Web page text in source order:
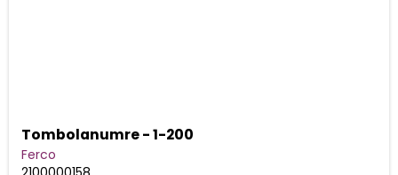
Tombolanumre - 1-200
Ferco